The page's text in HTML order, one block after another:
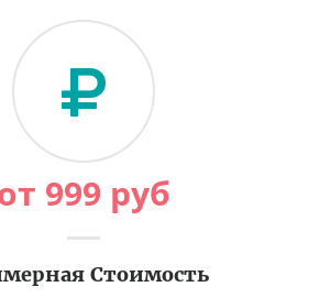
999 руб
Стоимость